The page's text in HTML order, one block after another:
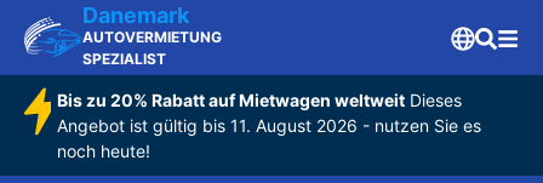
Danemark
AUTOVERMIETUNG
SPEZIALIST
Bis zu 20% Rabatt auf Mietwagen weltweitDieses
Angebot ist gültig bis 11. August 2026 - nutzen Sie es
noch heute!